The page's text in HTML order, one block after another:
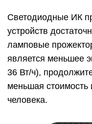
Светодиодные ИК
устройств
ламповые
является меньшее
36 Вт/ч),
меньшая стоимость
человека.